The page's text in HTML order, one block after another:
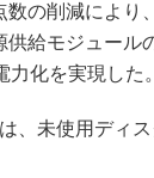
の削減により
給モジュール
化を実現した。
、未使用ディ